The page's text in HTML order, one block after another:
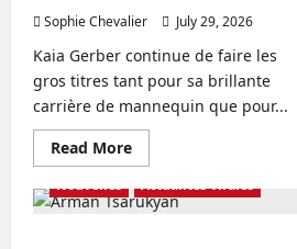
Sophie Chevalier
July 29, 2026
Kaia Gerber continue de faire les
gros titres tant pour sa brillante
carrière de mannequin que pour...
Read MoreRead
more
Le
point
Nouvelles Actualités virales